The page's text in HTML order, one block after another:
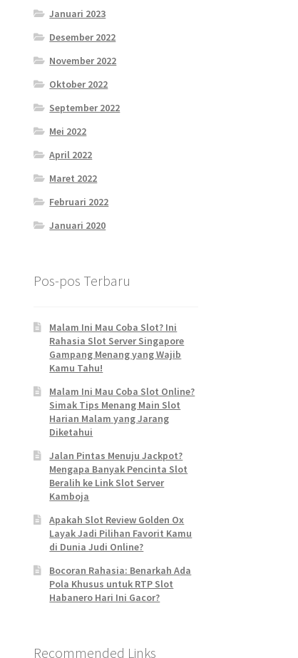
Januari 2023
Desember 2022
November 2022
Oktober 2022
September 2022
Mei 2022
April 2022
Maret 2022
Februari 2022
Januari 2020
Pos-pos Terbaru
Malam Ini Mau Coba Slot? Ini
Rahasia Slot Server Singapore
Gampang Menang yang Wajib
Kamu Tahu!
Malam Ini Mau Coba Slot Online?
Simak Tips Menang Main Slot
Harian Malam yang Jarang
Diketahui
Jalan Pintas Menuju Jackpot?
Mengapa Banyak Pencinta Slot
Beralih ke Link Slot Server
Kamboja
Apakah Slot Review Golden Ox
Layak Jadi Pilihan Favorit Kamu
di Dunia Judi Online?
Bocoran Rahasia: Benarkah Ada
Pola Khusus untuk RTP Slot
Habanero Hari Ini Gacor?
Recommended Links